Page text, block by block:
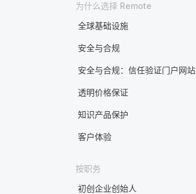
为什么选择 Remote
全球基础设施
安全与合规
安全与合规：信任验证门户网站
透明价格保证
知识产品保护
客户体验
按职务
初创企业创始人